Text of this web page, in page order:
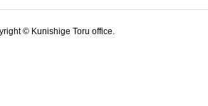
© Kunishige Toru office.